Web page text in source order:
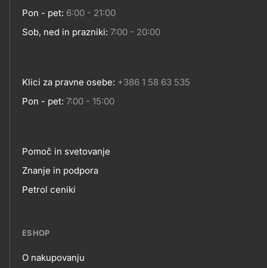
Pon - pet: 6:00 - 21:00
Sob, ned in prazniki: 7:00 - 20:00
Klici za pravne osebe: +386 1 58 63 535
Pon - pet: 7:00 - 15:00
Footer
links
Pomoč in svetovanje
Znanje in podpora
Petrol ceniki
ESHOP
O nakupovanju